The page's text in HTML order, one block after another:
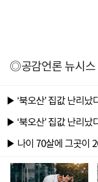
◎공감언론 뉴시스